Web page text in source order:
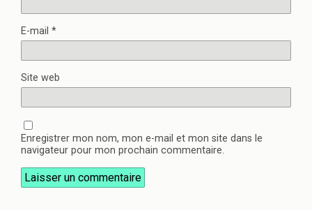
E-mail *
Site web
Enregistrer mon nom, mon e-mail et mon site dans le
navigateur pour mon prochain commentaire.